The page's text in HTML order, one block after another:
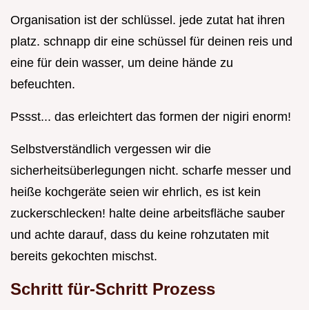
Organisation ist der schlüssel. jede zutat hat ihren
platz. schnapp dir eine schüssel für deinen reis und
eine für dein wasser, um deine hände zu
befeuchten.
Pssst... das erleichtert das formen der nigiri enorm!
Selbstverständlich vergessen wir die
sicherheitsüberlegungen nicht. scharfe messer und
heiße kochgeräte seien wir ehrlich, es ist kein
zuckerschlecken! halte deine arbeitsfläche sauber
und achte darauf, dass du keine rohzutaten mit
bereits gekochten mischst.
Schritt für-Schritt Prozess